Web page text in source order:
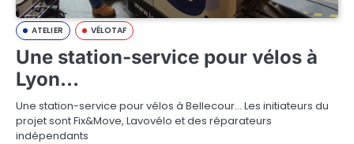
ATELIER VÉLOTAF
Une station-service pour vélos à
Lyon…
Une station-service pour vélos à Bellecour… Les initiateurs du
projet sont Fix&Move, Lavovélo et des réparateurs
indépendants